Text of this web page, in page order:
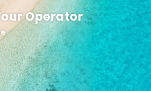
Operator